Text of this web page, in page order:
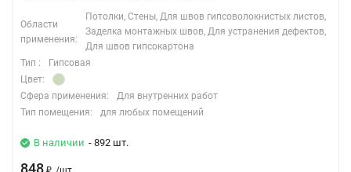
Области
применения:
Потолки, Стены, Для швов гипсоволокнистых листов,
Заделка монтажных швов, Для устранения дефектов,
Для швов гипсокартона
Тип :
Гипсовая
Цвет:
Сфера применения:
Для внутренних работ
Тип помещения:
для любых помещений
В наличии - 892 шт.
848